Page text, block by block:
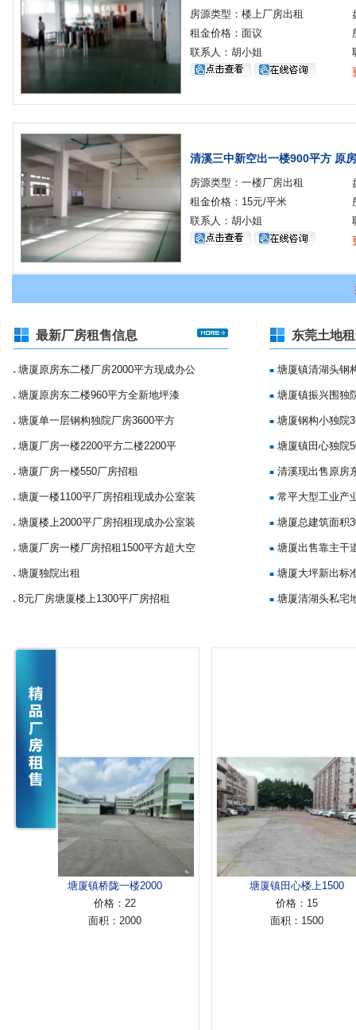
房源类型：楼上厂房出租
租金价格：面议
联系人：胡小姐
清溪三中新空出一楼900平方 原
房源类型：一楼厂房出租
租金价格：15元/平米
联系人：胡小姐
最新厂房租售信息
■塘厦原房东二楼厂房2000平方现成办公
■塘厦原房东二楼960平方全新地坪漆
■塘厦单一层钢构独院厂房3600平方
■塘厦厂房一楼2200平方二楼2200平
■塘厦厂房一楼550厂房招租
■塘厦一楼1100平厂房招租现成办公室装
■塘厦楼上2000平厂房招租现成办公室装
■塘厦厂房一楼厂房招租1500平方超大空
■塘厦独院出租
■8元厂房塘厦楼上1300平厂房招租
东莞土地
■ 塘厦镇清湖头钢
■ 塘厦镇振兴围独
■ 塘厦钢构小独院
■ 塘厦镇田心独院
■ 清溪现出售原房
■ 常平大型工业产
■ 塘厦总建筑面积
■ 塘厦出售靠主干
■ 塘厦大坪新出标
■ 塘厦清湖头私宅
塘厦镇桥陇一楼2000
价格：22
面积：2000
塘厦镇田心楼上1500
价格：15
面积：1500